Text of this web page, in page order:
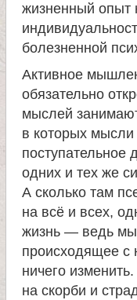
жизненный опыт
болезненной
Активное
обязательно
мыслей
в которых
поступательное
одних и тех же
А сколько там
на всё и всех,
жизнь — ведь
происходящее с
ничего
на скорби и